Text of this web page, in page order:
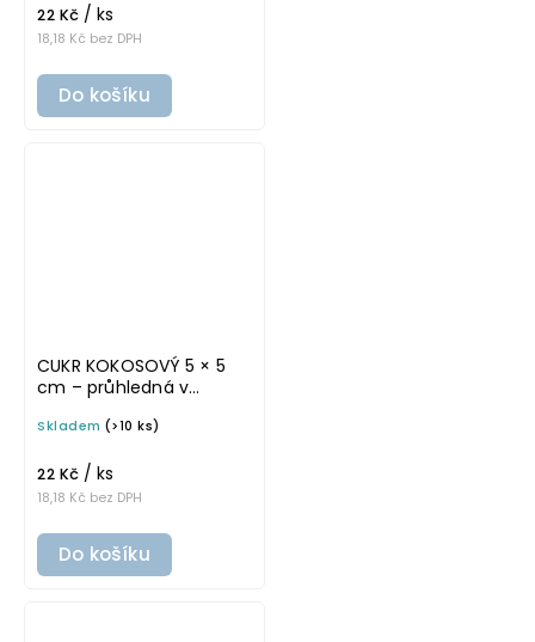
18,18 Kč bez DPH
22 Kč / ks
Do košíku
CUKR KOKOSOVÝ 5 × 5
cm – průhledná v
omyvatelná samolepka
Skladem (>10 ks)
18,18 Kč bez DPH
22 Kč / ks
Do košíku